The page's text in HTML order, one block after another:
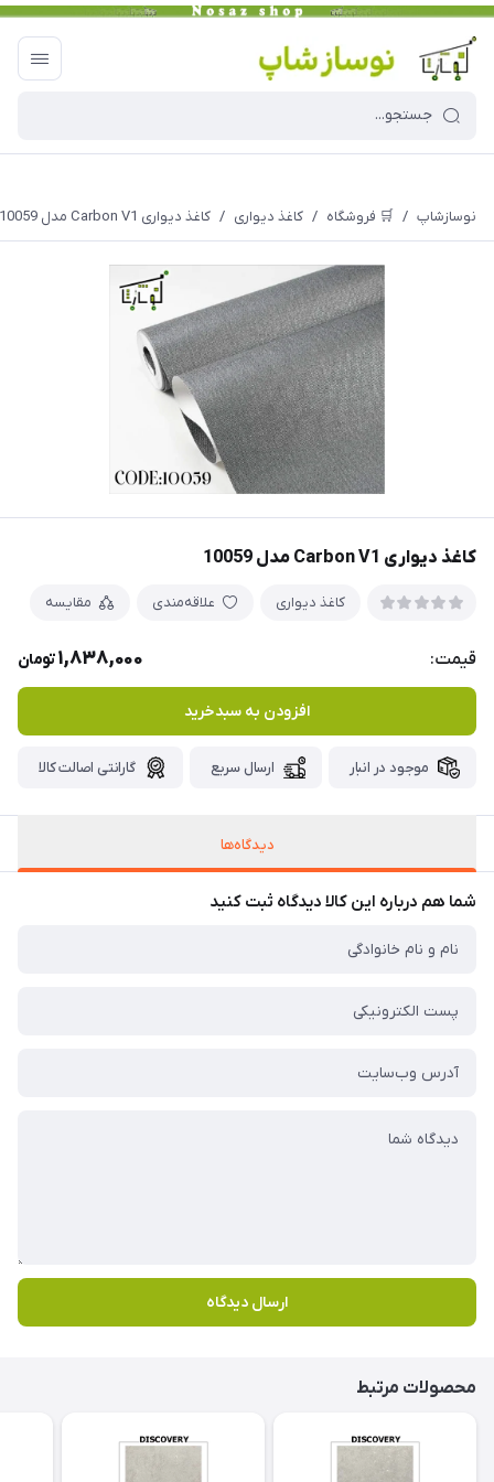
نوسازشاپ / 🛒 فروشگاه / کاغذ دیواری / کاغذ دیواری Carbon V1 مدل 10059
کاغذ دیواری Carbon V1 مدل 10059
کاغذ دیواری علاقه‌مندی مقایسه
قیمت: 1,838,000تومان
افزودن به سبدخرید
موجود در انبار ارسال سریع گارانتی اصالت کالا
دیدگاه‌ها
شما هم درباره این کالا دیدگاه ثبت کنید
ارسال دیدگاه
محصولات مرتبط